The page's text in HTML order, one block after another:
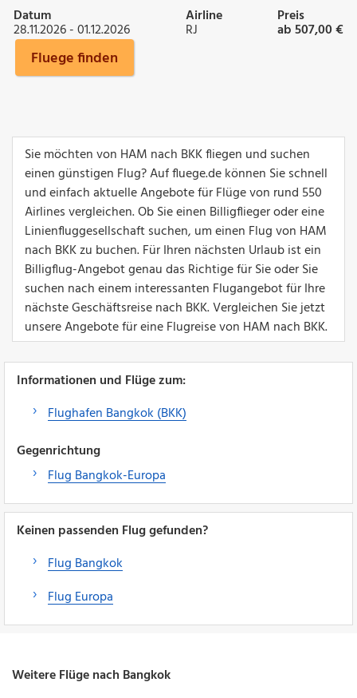
Datum
28.11.2026 - 01.12.2026
Airline
RJ
Preis
ab 507,00 €
Fluege finden
Sie möchten von HAM nach BKK fliegen und suchen
einen günstigen Flug? Auf fluege.de können Sie schnell
und einfach aktuelle Angebote für Flüge von rund 550
Airlines vergleichen. Ob Sie einen Billigflieger oder eine
Linienfluggesellschaft suchen, um einen Flug von HAM
nach BKK zu buchen. Für Ihren nächsten Urlaub ist ein
Billigflug-Angebot genau das Richtige für Sie oder Sie
suchen nach einem interessanten Flugangebot für Ihre
nächste Geschäftsreise nach BKK. Vergleichen Sie jetzt
unsere Angebote für eine Flugreise von HAM nach BKK.
Informationen und Flüge zum:
Flughafen Bangkok (BKK)
Gegenrichtung
Flug Bangkok-Europa
Keinen passenden Flug gefunden?
Flug Bangkok
Flug Europa
Weitere Flüge nach Bangkok